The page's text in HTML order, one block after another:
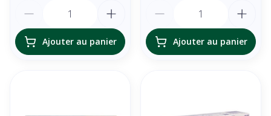
Ajouter au panier Ajouter au panier